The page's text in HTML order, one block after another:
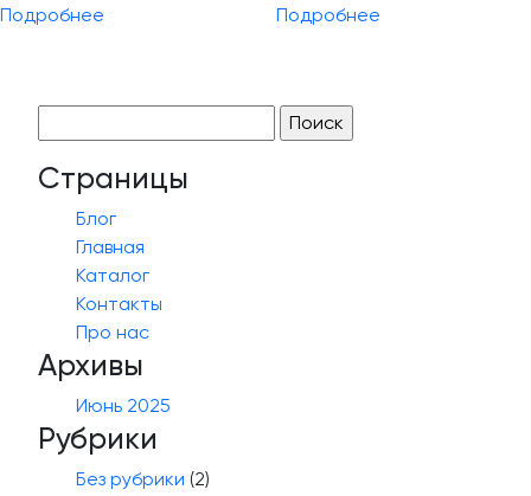
Подробнее Подробнее
Страницы
Блог
Главная
Каталог
Контакты
Про нас
Архивы
Июнь 2025
Рубрики
Без рубрики (2)